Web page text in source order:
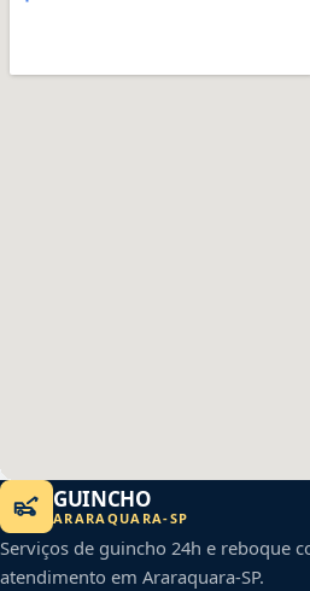
GUINCHO
ARARAQUARA-SP
Serviços de guincho 24h e reboque
atendimento em Araraquara-SP.